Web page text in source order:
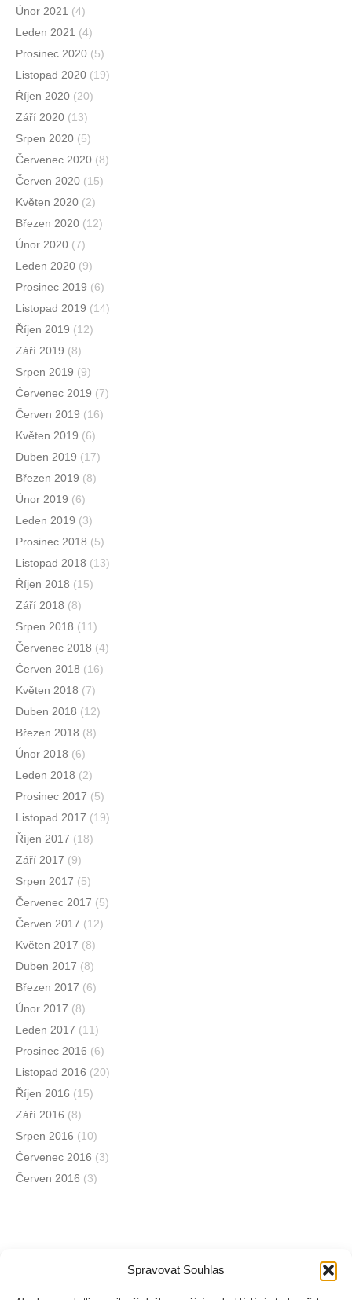
Spravovat Souhlas
Únor 2021 (4)
Leden 2021 (4)
Prosinec 2020 (5)
Listopad 2020 (19)
Říjen 2020 (20)
Září 2020 (13)
Srpen 2020 (5)
Červenec 2020 (8)
Červen 2020 (15)
Květen 2020 (2)
Březen 2020 (12)
Únor 2020 (7)
Leden 2020 (9)
Prosinec 2019 (6)
Listopad 2019 (14)
Říjen 2019 (12)
Září 2019 (8)
Srpen 2019 (9)
Červenec 2019 (7)
Červen 2019 (16)
Květen 2019 (6)
Duben 2019 (17)
Březen 2019 (8)
Únor 2019 (6)
Leden 2019 (3)
Prosinec 2018 (5)
Listopad 2018 (13)
Říjen 2018 (15)
Září 2018 (8)
Srpen 2018 (11)
Červenec 2018 (4)
Červen 2018 (16)
Květen 2018 (7)
Duben 2018 (12)
Březen 2018 (8)
Únor 2018 (6)
Leden 2018 (2)
Prosinec 2017 (5)
Listopad 2017 (19)
Říjen 2017 (18)
Září 2017 (9)
Srpen 2017 (5)
Červenec 2017 (5)
Červen 2017 (12)
Květen 2017 (8)
Duben 2017 (8)
Březen 2017 (6)
Únor 2017 (8)
Leden 2017 (11)
Prosinec 2016 (6)
Listopad 2016 (20)
Říjen 2016 (15)
Září 2016 (8)
Srpen 2016 (10)
Červenec 2016 (3)
Červen 2016 (3)
Jsme na sociálních sítích